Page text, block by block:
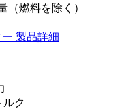
（燃料を除く）
製品詳細
ルク